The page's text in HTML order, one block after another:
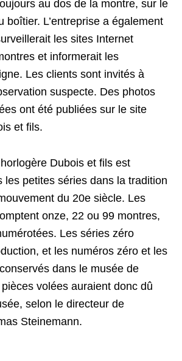
au dos de la montre, sur le
boîtier. L’entreprise a également
les sites Internet
et informerait les
Les clients sont invités à
suspecte. Des photos
ont été publiées sur le site
et fils.
Dubois et fils est
les petites séries dans la tradition
du 20e siècle. Les
onze, 22 ou 99 montres,
Les séries zéro
et les numéros zéro et les
dans le musée de
pièces volées auraient donc dû
selon le directeur de
Steinemann.